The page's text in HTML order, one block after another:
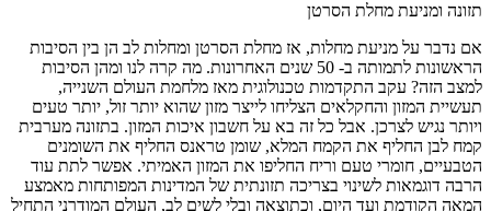
תזונה ומניעת מחלת הסרטן
אם נדבר על מניעת מחלות, אז מחלת הסרטן ומחלות לב הן בין הסיבות
הראשונות לתמותה ב- 50 שנים האחרונות. מה קרה לנו ומהן הסיבות
למצב הזה? עקב התקדמות טכנולוגית מאז מלחמת העולם השנייה,
תעשיית המזון והחקלאים הצליחו לייצר מזון שהוא יותר זול, יותר טעים
ויותר נגיש לצרכן. אבל כל זה בא על חשבון איכות המזון. בתזונה מערבית
קמח לבן החליף את הקמח המלא, שומן טראנס החליף את השומנים
הטבעיים, חומרי טעם וריח החליפו את המזון האמיתי. אפשר לתת עוד
הרבה דוגמאות לשינוי בצריכה תזונתית של המדינות המפותחות מאמצע
המאה הקודמת ועד היום, וכתוצאה ובלי לשים לב, העולם המודרני התחיל